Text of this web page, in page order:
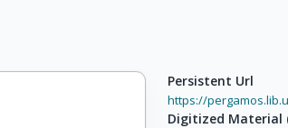
Persistent Url
https://
Digitized Material